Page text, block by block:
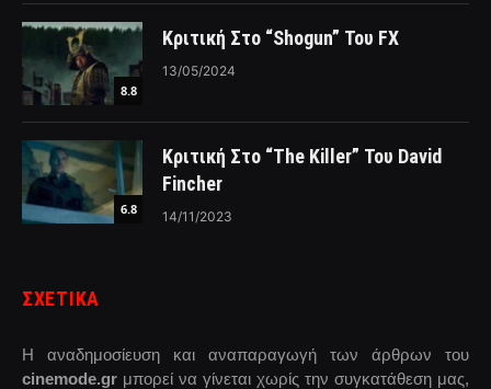
8.8
Κριτική Στο “Shogun” Του FX
13/05/2024
6.8
Κριτική Στο “The Killer” Του David
Fincher
14/11/2023
ΣΧΕΤΙΚΑ
Η αναδημοσίευση και αναπαραγωγή των άρθρων του
cinemode.gr μπορεί να γίνεται χωρίς την συγκατάθεση μας,